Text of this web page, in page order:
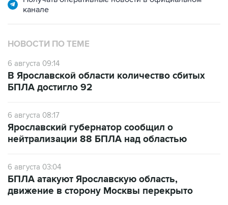
канале
НОВОСТИ ПО ТЕМЕ
6 августа 09:14
В Ярославской области количество сбитых
БПЛА достигло 92
6 августа 08:17
Ярославский губернатор сообщил о
нейтрализации 88 БПЛА над областью
6 августа 03:04
БПЛА атакуют Ярославскую область,
движение в сторону Москвы перекрыто